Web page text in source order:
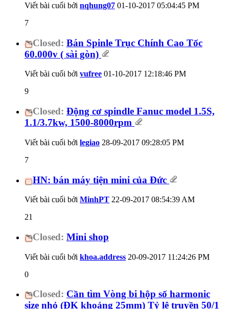
Viết bài cuối bởi nqhung07 01-10-2017 05:04:45 PM
7
Closed: Bán Spinle Trục Chính Cao Tốc
60.000v ( sài gòn)
Viết bài cuối bởi vufree 01-10-2017 12:18:46 PM
9
Closed: Động cơ spindle Fanuc model 1.5S,
1.1/3.7kw, 1500-8000rpm
Viết bài cuối bởi legiao 28-09-2017 09:28:05 PM
7
HN: bán máy tiện mini của Đức
Viết bài cuối bởi MinhPT 22-09-2017 08:54:39 AM
21
Closed: Mini shop
Viết bài cuối bởi khoa.address 20-09-2017 11:24:26 PM
0
Closed: Cần tìm Vòng bi hộp số harmonic
size nhỏ (ĐK khoảng 25mm) Tỷ lệ truyền 50/1